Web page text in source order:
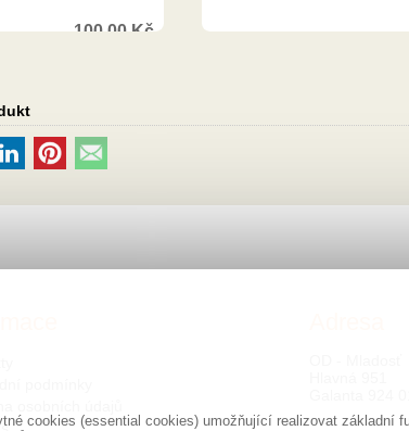
100,00Kč
cookies (essential cookies) umožňující realizovat základní